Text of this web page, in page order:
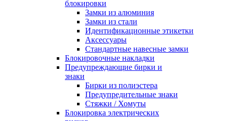
блокировки
Замки из алюминия
Замки из стали
Идентификационные этикетки
Аксессуары
Стандартные навесные замки
Блокировочные накладки
Предупреждающие бирки и
знаки
Бирки из полиэстера
Предупредительные знаки
Стяжки / Хомуты
Блокировка электрических